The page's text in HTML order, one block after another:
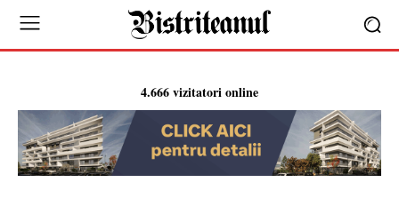
4.666 vizitatori online